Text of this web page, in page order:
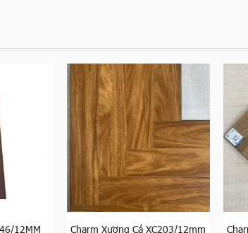
12MM Charm Xương Cá XC203/12mm